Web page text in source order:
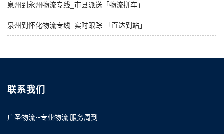
泉州到永州物流专线_市县派送「物流拼车」
泉州到怀化物流专线_实时跟踪 「直达到站」
联系我们
广圣物流--专业物流 服务周到